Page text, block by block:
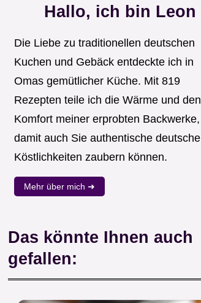
Hallo, ich bin Leon
Die Liebe zu traditionellen deutschen
Kuchen und Gebäck entdeckte ich in
Omas gemütlicher Küche. Mit 819
Rezepten teile ich die Wärme und den
Komfort meiner erprobten Backwerke,
damit auch Sie authentische deutsche
Köstlichkeiten zaubern können.
Mehr über mich ➜
Das könnte Ihnen auch
gefallen: